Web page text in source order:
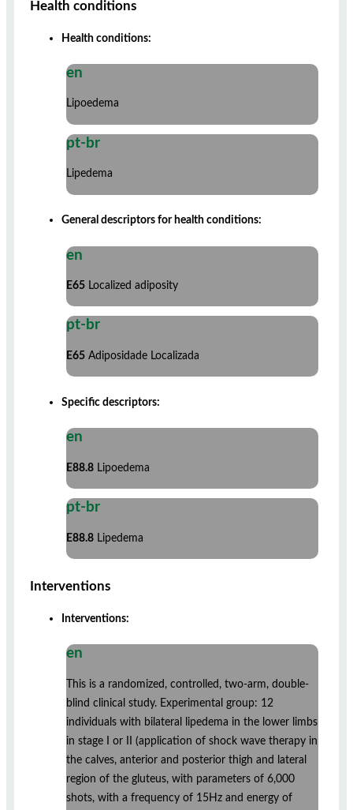
Health conditions
Health conditions:
en
Lipoedema
pt-br
Lipedema
General descriptors for health conditions:
en
E65 Localized adiposity
pt-br
E65 Adiposidade Localizada
Specific descriptors:
en
E88.8 Lipoedema
pt-br
E88.8 Lipedema
Interventions
Interventions:
en
This is a randomized, controlled, two-arm, double-
blind clinical study. Experimental group: 12
individuals with bilateral lipedema in the lower limbs
in stage I or II (application of shock wave therapy in
the calves, anterior and posterior thigh and lateral
region of the gluteus, with parameters of 6,000
shots, with a frequency of 15Hz and energy of